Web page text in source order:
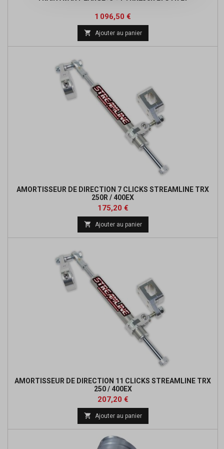
Prix
1 096,50 €
de
base
 Ajouter au panier
AMORTISSEUR DE DIRECTION 7 CLICKS STREAMLINE TRX
250R / 400EX
Prix
175,20 €Prix
de
base
 Ajouter au panier
AMORTISSEUR DE DIRECTION 11 CLICKS STREAMLINE TRX
250 / 400EX
Prix
207,20 €Prix
de
base
 Ajouter au panier